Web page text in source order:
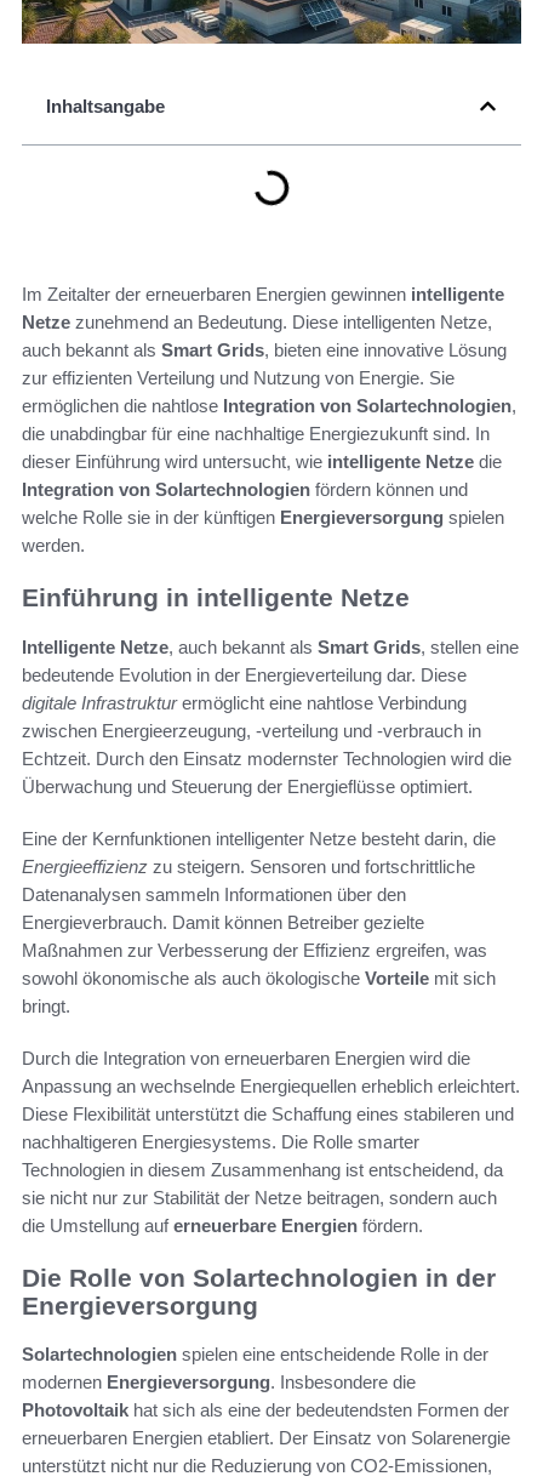
Inhaltsangabe
Im Zeitalter der erneuerbaren Energien gewinnen intelligente
Netze zunehmend an Bedeutung. Diese intelligenten Netze,
auch bekannt als Smart Grids, bieten eine innovative Lösung
zur effizienten Verteilung und Nutzung von Energie. Sie
ermöglichen die nahtlose Integration von Solartechnologien,
die unabdingbar für eine nachhaltige Energiezukunft sind. In
dieser Einführung wird untersucht, wie intelligente Netze die
Integration von Solartechnologien fördern können und
welche Rolle sie in der künftigen Energieversorgung spielen
werden.
Einführung in intelligente Netze
Intelligente Netze, auch bekannt als Smart Grids, stellen eine
bedeutende Evolution in der Energieverteilung dar. Diese
digitale Infrastrukturermöglicht eine nahtlose Verbindung
zwischen Energieerzeugung, -verteilung und -verbrauch in
Echtzeit. Durch den Einsatz modernster Technologien wird die
Überwachung und Steuerung der Energieflüsse optimiert.
Eine der Kernfunktionen intelligenter Netze besteht darin, die
Energieeffizienz zu steigern. Sensoren und fortschrittliche
Datenanalysen sammeln Informationen über den
Energieverbrauch. Damit können Betreiber gezielte
Maßnahmen zur Verbesserung der Effizienz ergreifen, was
sowohl ökonomische als auch ökologische Vorteile mit sich
bringt.
Durch die Integration von erneuerbaren Energien wird die
Anpassung an wechselnde Energiequellen erheblich erleichtert.
Diese Flexibilität unterstützt die Schaffung eines stabileren und
nachhaltigeren Energiesystems. Die Rolle smarter
Technologien in diesem Zusammenhang ist entscheidend, da
sie nicht nur zur Stabilität der Netze beitragen, sondern auch
die Umstellung auferneuerbare Energien fördern.
Die Rolle von Solartechnologien in der
Energieversorgung
Solartechnologien spielen eine entscheidende Rolle in der
modernen Energieversorgung. Insbesondere die
Photovoltaik hat sich als eine der bedeutendsten Formen der
erneuerbaren Energien etabliert. Der Einsatz von Solarenergie
unterstützt nicht nur die Reduzierung von CO2-Emissionen,